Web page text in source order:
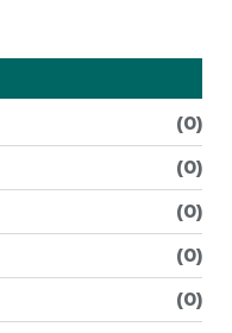
(0)
(0)
(0)
(0)
(0)